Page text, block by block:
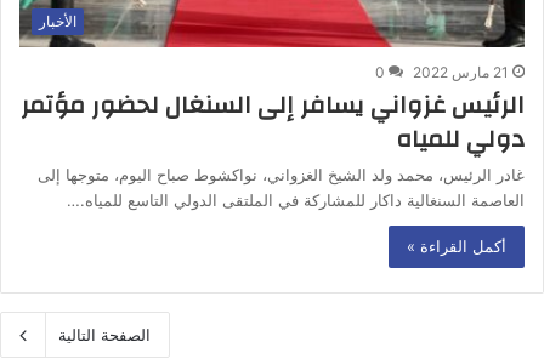
الأخبار
21 مارس 2022 0
الرئيس غزواني يسافر إلى السنغال لحضور مؤتمر
دولي للمياه
غادر الرئيس، محمد ولد الشيخ الغزواني، نواكشوط صباح اليوم، متوجها إلى
العاصمة السنغالية داكار للمشاركة في الملتقى الدولي التاسع للمياه.…
أكمل القراءة »
الصفحة التالية